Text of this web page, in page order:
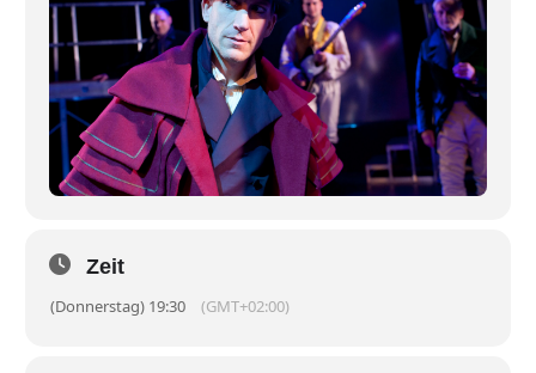
Zeit
(Donnerstag) 19:30 (GMT+02:00)